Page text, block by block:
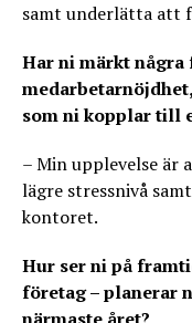
samt underlätta att
Har ni märkt
som ni kopplar till
– Min upplevelse är
lägre stressnivå
kontoret.
Hur ser ni på
företag – planerar